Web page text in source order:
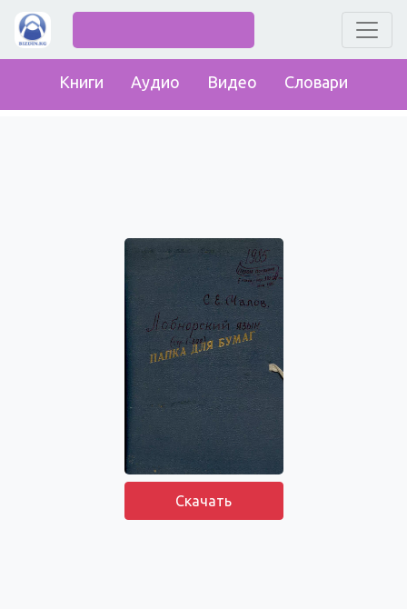
Книги Аудио Видео Словари
Скачать